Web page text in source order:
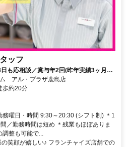
ッフ
も応相談／賞与年2回(昨年実績3ヶ月分)
アル・プラザ鹿島店
歩約20分
曜日・時間 9:30～20:30 (シフト制) ＊1
／勤務時間は短め ＊残業もほぼありま
調整も可能で...
笑顔が嬉しい♪ フランチャイズ店舗での